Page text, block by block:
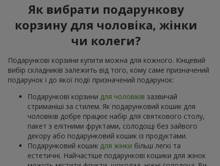
Як вибрати подарункову
корзину для чоловіка, жінки
чи колеги?
Подарункові корзини купити можна для кожного. Кінцевий
вибір складників залежить від того, кому саме призначений
подарунок і до якої події призначений подарунок:
Подарункові корзини для чоловіків зазвичай
стриманіші за стилем. Як подарунковий кошик для
чоловіків добре працює набір для святкового столу,
пакет з елітними фруктами, солодощі без зайвого
декору або подарунковий кошик із продуктами.
Подарунковий кошик для жінки більш легкі та
естетичні. Найчастіше подарункові кошики для жінок